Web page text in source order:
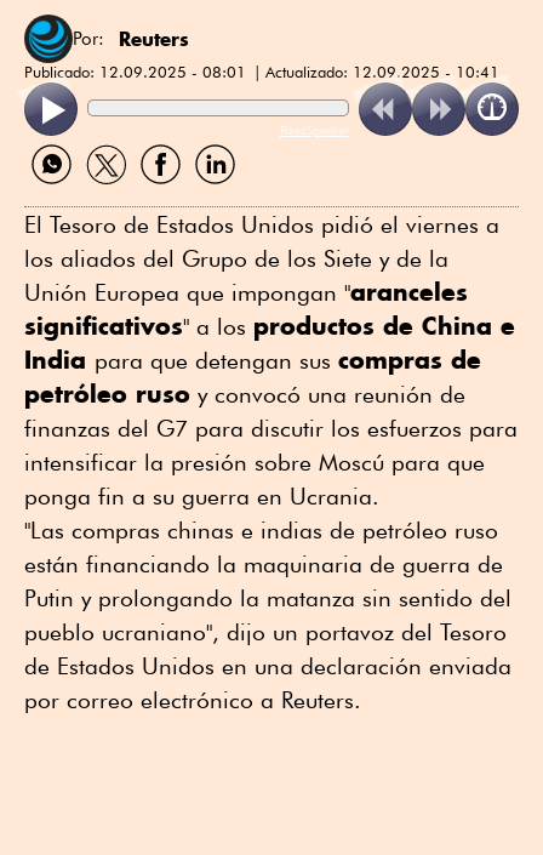
Por: Reuters
Publicado: 12.09.2025 - 08:01 Actualizado: 12.09.2025 - 10:41
ReadSpeaker
Compartir
por
Compartir
por
Compartir
por
Compartir
por
El Tesoro de Estados Unidos pidió el viernes a
los aliados del Grupo de los Siete y de la
Unión Europea que impongan "aranceles
significativos" a los productos de China e
India para que detengan sus compras de
petróleo ruso y convocó una reunión de
finanzas del G7 para discutir los esfuerzos para
intensificar la presión sobre Moscú para que
ponga fin a su guerra en Ucrania.
"Las compras chinas e indias de petróleo ruso
están financiando la maquinaria de guerra de
Putin y prolongando la matanza sin sentido del
pueblo ucraniano", dijo un portavoz del Tesoro
de Estados Unidos en una declaración enviada
por correo electrónico a Reuters.